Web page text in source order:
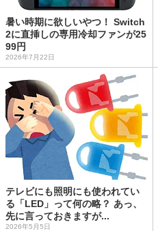
暑い時期に欲しいやつ！ Switch
2に直挿しの専用冷却ファンが25
99円
2026年7月22日
テレビにも照明にも使われてい
る「LED」って何の略？ あっ、
先に言っておきますが...
2026年5月5日